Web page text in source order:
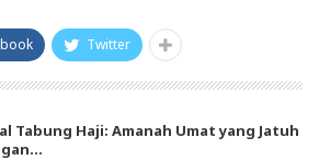
Twitter
Tabung Haji: Amanah Umat yang Jatuh